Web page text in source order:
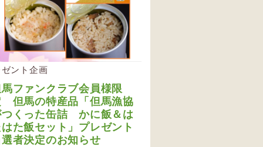
ント企画
ファンクラブ会員様限
但馬の特産品「但馬漁協
つくった缶詰 かに飯＆は
た飯セット」プレゼント
者決定のお知らせ